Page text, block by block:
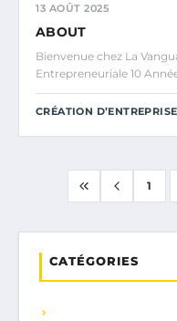
13 AOÛT 2025
ABOUT
Bienvenue chez La
Entrepreneuriale 10
CRÉATION D’ENTREPRISE
1
CATÉGORIES